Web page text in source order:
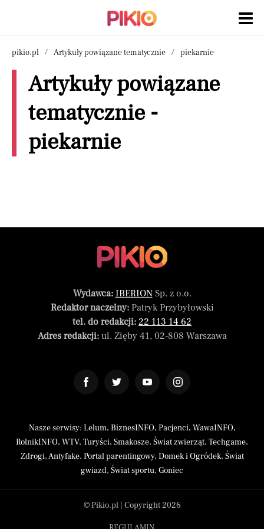
pikio.pl Artykuły powiązane tematycznie piekarnie
Artykuły powiązane
tematycznie -
piekarnie
Wydawca: IBERIONSp. z o.o.
Redaktor naczelny:Patryk Przybyłowski
tel. do redakcji: 22 113 14 62
Adres redakcji:ul. Zięby 41, 02-808 Warszawa
Nasze serwisy: Lelum, BiznesINFO, Pacjenci, WawaINFO,
RolnikINFO, WTV, Turyści, Smakosze, Świat zwierząt, Techgame,
Zdrogi,Antyfake, Portal parentingowy, Domek i Ogródek, Świat
gwiazd, Świat sportu, Goniec
© Pikio.pl | Copyright 2026